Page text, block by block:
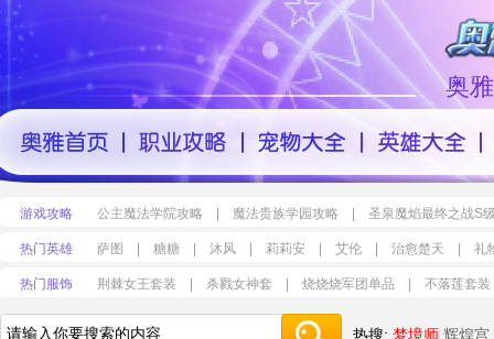
奥
游戏攻略 公主魔法学院攻略 魔法贵族学园攻略 圣泉魔焰最终之战S
热门英雄 萨图 糖糖 沐风 莉莉安 艾伦 治愈楚天 礼
热门服饰 荆棘女王套装 杀戮女神套 烧烧烧军团单品 不落莲套装
热搜: 梦境师 辉煌宫